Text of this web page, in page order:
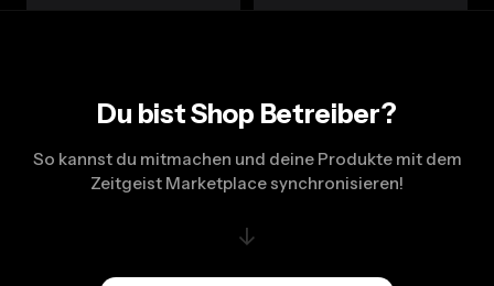
Du bist Shop Betreiber?
So kannst du mitmachen und deine Produkte mit dem
Zeitgeist Marketplace synchronisieren!
↓